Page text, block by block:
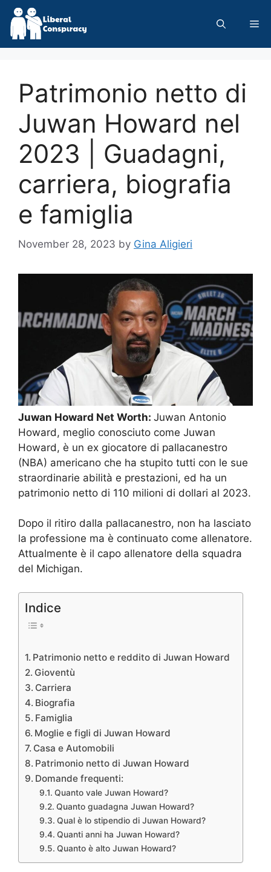
Skip
content
Patrimonio netto di
Juwan Howard nel
2023 | Guadagni,
carriera, biografia
e famiglia
November 28, 2023 by Gina Aligieri
Juwan Howard Net Worth: Juwan Antonio
Howard, meglio conosciuto come Juwan
Howard, è un ex giocatore di pallacanestro
(NBA) americano che ha stupito tutti con le sue
straordinarie abilità e prestazioni, ed ha un
patrimonio netto di 110 milioni di dollari al 2023.
Dopo il ritiro dalla pallacanestro, non ha lasciato
la professione ma è continuato come allenatore.
Attualmente è il capo allenatore della squadra
del Michigan.
Indice
Patrimonio netto e reddito di Juwan Howard
Gioventù
Carriera
Biografia
Famiglia
Moglie e figli di Juwan Howard
Casa e Automobili
Patrimonio netto di Juwan Howard
Domande frequenti:
Quanto vale Juwan Howard?
Quanto guadagna Juwan Howard?
Qual è lo stipendio di Juwan Howard?
Quanti anni ha Juwan Howard?
Quanto è alto Juwan Howard?